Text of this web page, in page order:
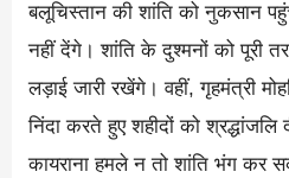
बलूचिस्तान की शांति को नुकसान
नहीं देंगे। शांति के दुश्मनों को पूरी
लड़ाई जारी रखेंगे। वहीं, गृहमंत्री
निंदा करते हुए शहीदों को
कायराना हमले न तो शांति भंग